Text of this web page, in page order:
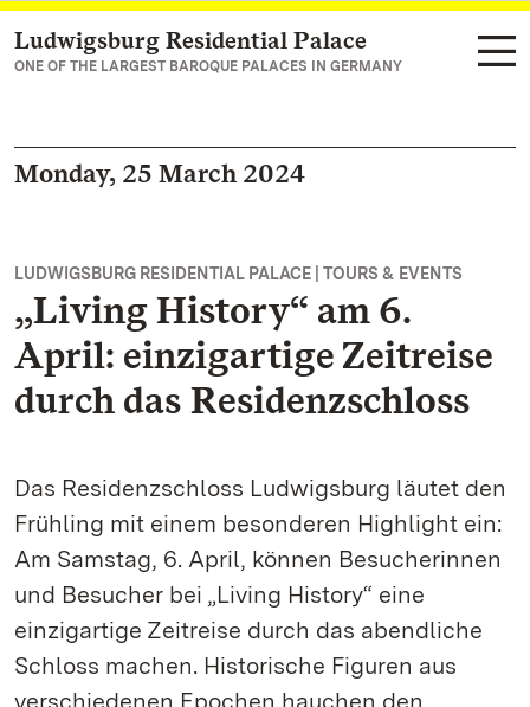
Navigate to main page
Ludwigsburg Residential Palace
ONE OF THE LARGEST BAROQUE PALACES IN GERMANY
Monday, 25 March 2024
LUDWIGSBURG RESIDENTIAL PALACE | TOURS & EVENTS
„Living History“ am 6.
April: einzigartige Zeitreise
durch das Residenzschloss
Das Residenzschloss Ludwigsburg läutet den
Frühling mit einem besonderen Highlight ein:
Am Samstag, 6. April, können Besucherinnen
und Besucher bei „Living History“ eine
einzigartige Zeitreise durch das abendliche
Schloss machen. Historische Figuren aus
verschiedenen Epochen hauchen den